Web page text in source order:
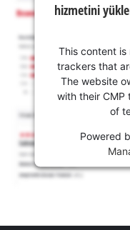
hizmetini
This content
trackers that
The website
with their
of
Powered